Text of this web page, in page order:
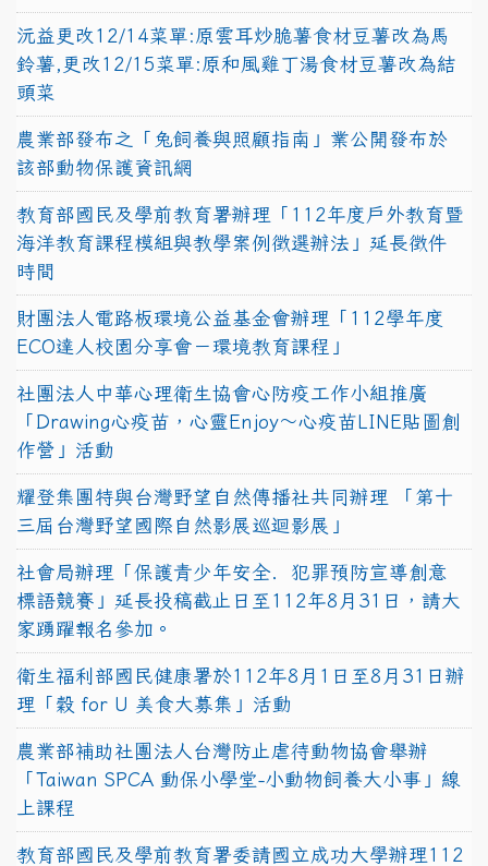
沅益更改12/14菜單:原雲耳炒脆薯食材豆薯改為馬
鈴薯,更改12/15菜單:原和風雞丁湯食材豆薯改為結
頭菜
農業部發布之「兔飼養與照顧指南」業公開發布於
該部動物保護資訊網
教育部國民及學前教育署辦理「112年度戶外教育暨
海洋教育課程模組與教學案例徵選辦法」延長徵件
時間
財團法人電路板環境公益基金會辦理「112學年度
ECO達人校園分享會－環境教育課程」
社團法人中華心理衛生協會心防疫工作小組推廣
「Drawing心疫苗，心靈Enjoy〜心疫苗LINE貼圖創
作營」活動
耀登集團特與台灣野望自然傳播社共同辦理 「第十
三屆台灣野望國際自然影展巡迴影展」
社會局辦理「保護青少年安全．犯罪預防宣導創意
標語競賽」延長投稿截止日至112年8月31日，請大
家踴躍報名參加。
衛生福利部國民健康署於112年8月1日至8月31日辦
理「穀 for U 美食大募集」活動
農業部補助社團法人台灣防止虐待動物協會舉辦
「Taiwan SPCA 動保小學堂-小動物飼養大小事」線
上課程
教育部國民及學前教育署委請國立成功大學辦理112